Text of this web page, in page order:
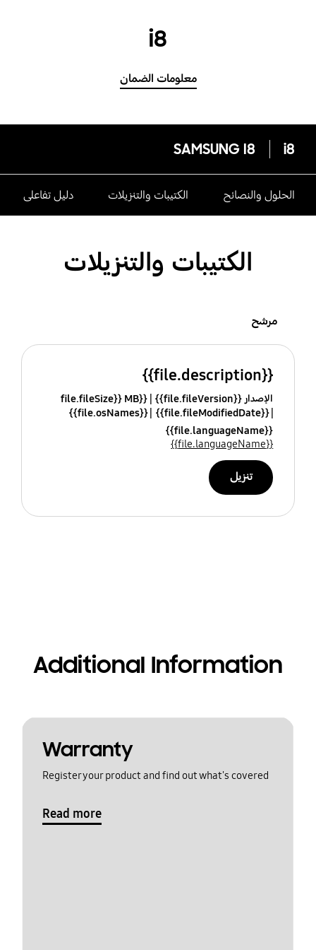
i8
معلومات الضمان
i8
SAMSUNG I8
الحلول والنصائح الكتيبات والتنزيلات دليل تفاعلى
الكتيبات والتنزيلات
مرشح
{{file.description}}
الإصدار {{file.fileVersion}}
{{file.fileSize}} MB
{{file.fileModifiedDate}}
{{file.osNames}}
{{file.languageName}}
{{file.languageName}}
تنزيل
Additional Information
Warranty
Register your product and find out what's covered
Read more